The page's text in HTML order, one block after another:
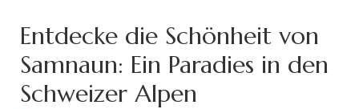
Entdecke die Schönheit von
Samnaun: Ein Paradies in den
Schweizer Alpen